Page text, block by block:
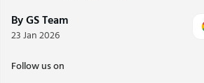
By GS Team
23 Jan 2026
Follow us on